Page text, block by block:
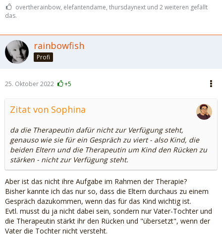
overtherainbow, elefantendame, thursdaynext und 2 weiteren gefällt
das.
rainbowfish
Profi
25. Oktober 2022 +5
Zitat von Sophina
da die Therapeutin dafür nicht zur Verfügung steht,
genauso wie sie für ein Gespräch zu viert - also Kind, die
beiden Eltern und die Therapeutin um Kind den Rücken zu
stärken - nicht zur Verfügung steht.
Aber ist das nicht ihre Aufgabe im Rahmen der Therapie?
Bisher kannte ich das nur so, dass die Eltern durchaus zu einem
Gespräch dazukommen, wenn das für das Kind wichtig ist.
Evtl. musst du ja nicht dabei sein, sondern nur Vater-Tochter und
die Therapeutin stärkt ihr den Rücken und "übersetzt", wenn der
Vater die Tochter nicht versteht.